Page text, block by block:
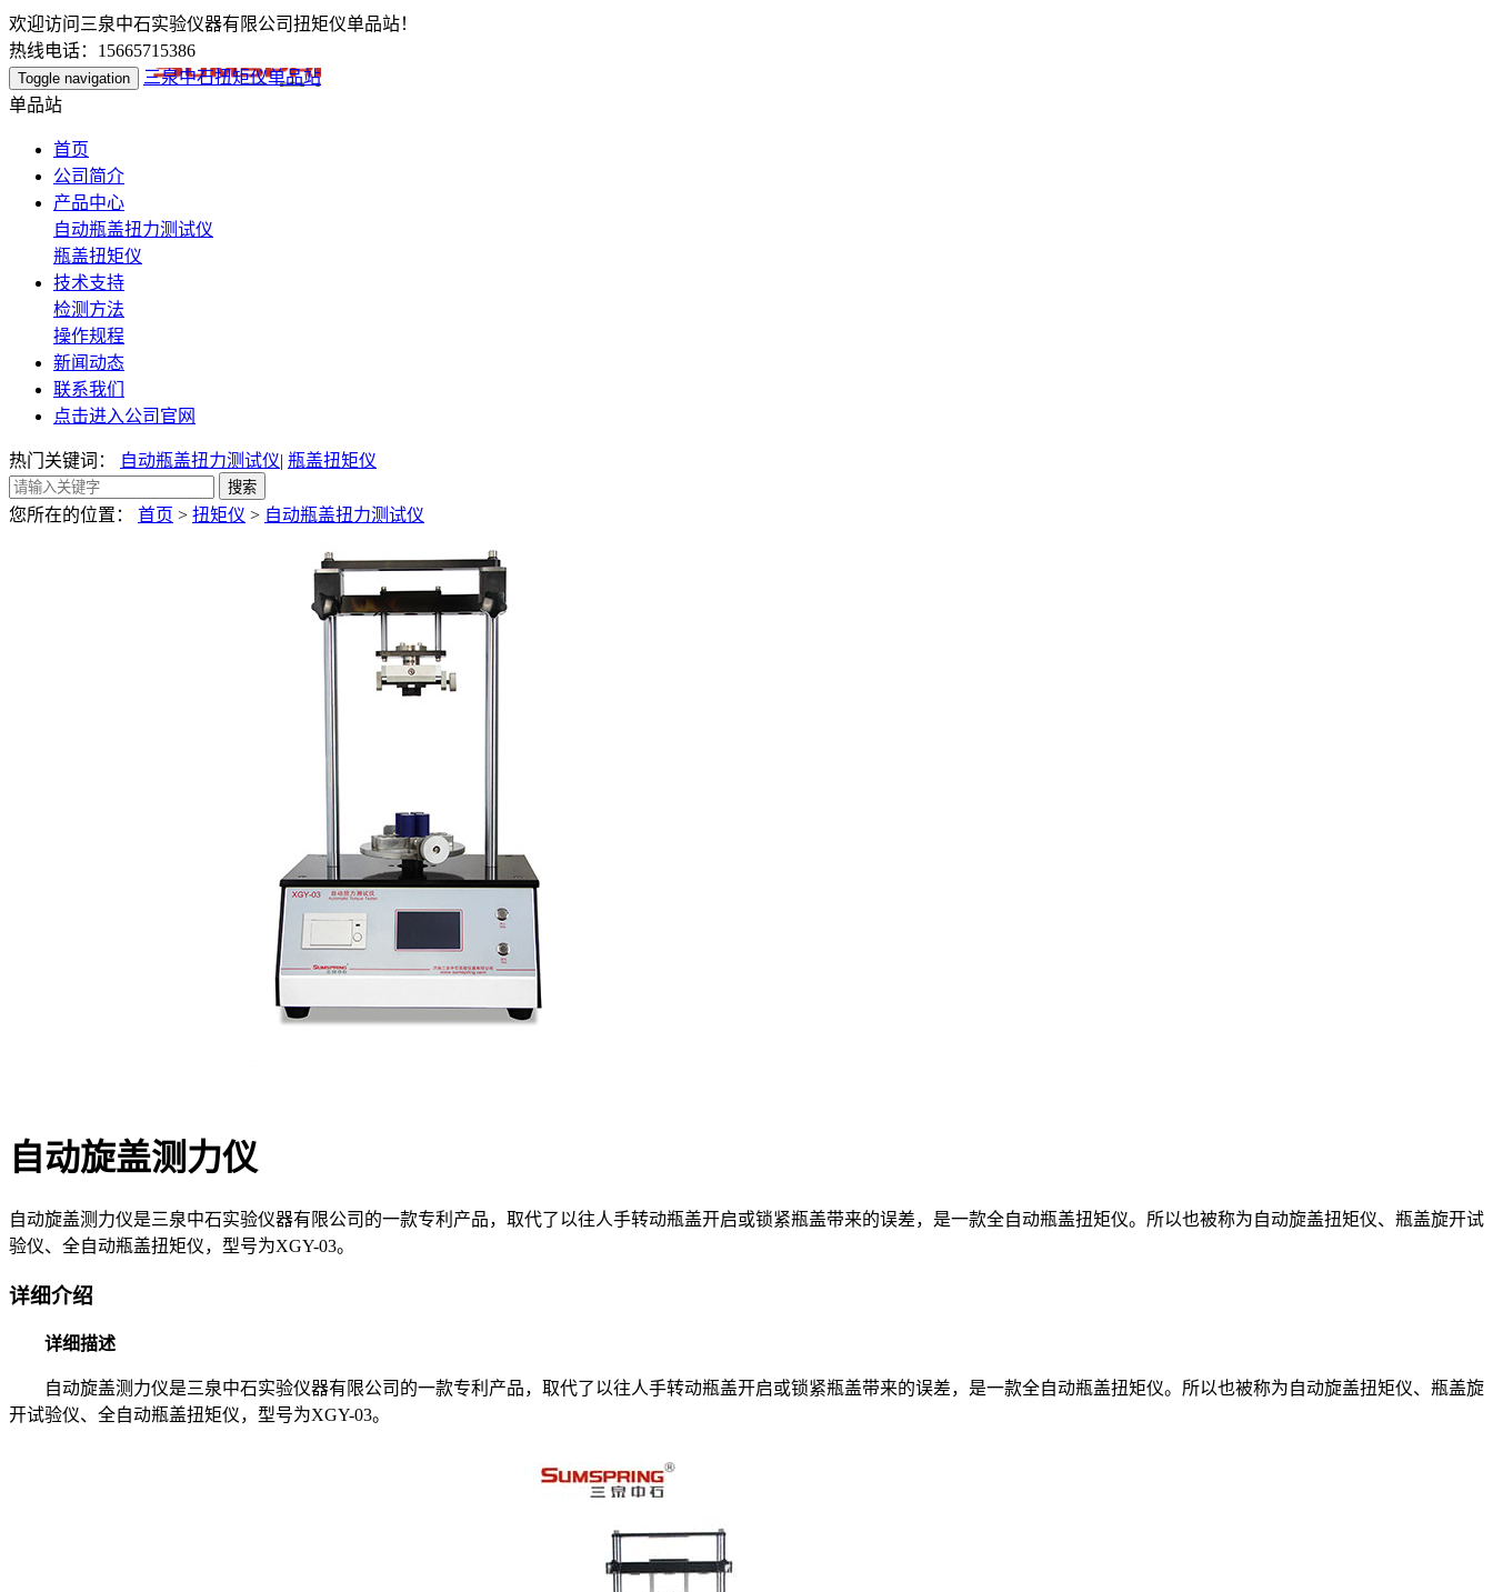
欢迎访问三泉中石实验仪器有限公司扭矩仪单品站！
热线电话：15665715386
Toggle navigation
三泉中石扭矩仪单品站
单品站
首页
公司简介
产品中心
自动瓶盖扭力测试仪
瓶盖扭矩仪
技术支持
检测方法
操作规程
新闻动态
联系我们
点击进入公司官网
热门关键词： 自动瓶盖扭力测试仪| 瓶盖扭矩仪
您所在的位置： 首页 > 扭矩仪 > 自动瓶盖扭力测试仪
自动旋盖测力仪
自动旋盖测力仪是三泉中石实验仪器有限公司的一款专利产品，取代了以往人手转动瓶盖开启或锁紧瓶盖带来的误差，是一款全自动瓶盖扭矩仪。所以也被称为自动旋盖扭矩仪、瓶盖旋开试
验仪、全自动瓶盖扭矩仪，型号为XGY-03。
详细介绍
详细描述
自动旋盖测力仪是三泉中石实验仪器有限公司的一款专利产品，取代了以往人手转动瓶盖开启或锁紧瓶盖带来的误差，是一款全自动瓶盖扭矩仪。所以也被称为自动旋盖扭矩仪、瓶盖旋
开试验仪、全自动瓶盖扭矩仪，型号为XGY-03。